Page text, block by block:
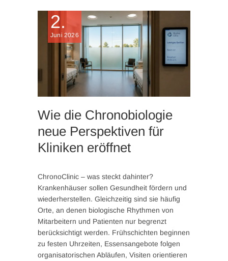
2.
Juni 2026
Wie die Chronobiologie
neue Perspektiven für
Kliniken eröffnet
ChronoClinic – was steckt dahinter?
Krankenhäuser sollen Gesundheit fördern und
wiederherstellen. Gleichzeitig sind sie häufig
Orte, an denen biologische Rhythmen von
Mitarbeitern und Patienten nur begrenzt
berücksichtigt werden. Frühschichten beginnen
zu festen Uhrzeiten, Essensangebote folgen
organisatorischen Abläufen, Visiten orientieren